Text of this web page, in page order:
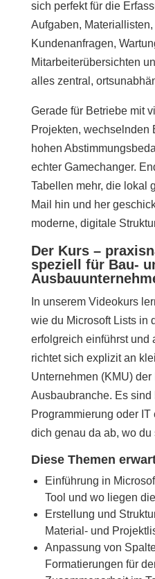
sich perfekt für die
Aufgaben,
Kundenanfragen,
Mitarbeiterübersichten
alles zentral,
Gerade für Betriebe mit
Projekten, wechselnden
hohen
echter Gamechanger.
Tabellen mehr, die lokal
Mail hin und her
moderne, digitale
Der Kurs –
speziell für Bau-
In unserem Videokurs
wie du Microsoft Lists in
erfolgreich einführst und
richtet sich explizit an
Unternehmen (KMU) der
Ausbaubranche. Es
Programmierung oder
dich genau da ab, wo du
Diese Themen
Einführung in
Tool und wo liegen
Erstellung und
Material- und
Anpassung von
Formatierungen für